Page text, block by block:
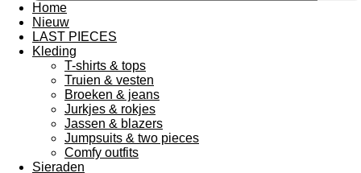
Home
Nieuw
LAST PIECES
Kleding
T-shirts & tops
Truien & vesten
Broeken & jeans
Jurkjes & rokjes
Jassen & blazers
Jumpsuits & two pieces
Comfy outfits
Sieraden